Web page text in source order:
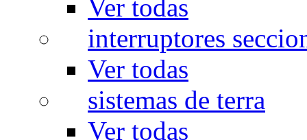
Ver todas
interruptores
Ver todas
sistemas de terra
Ver todas